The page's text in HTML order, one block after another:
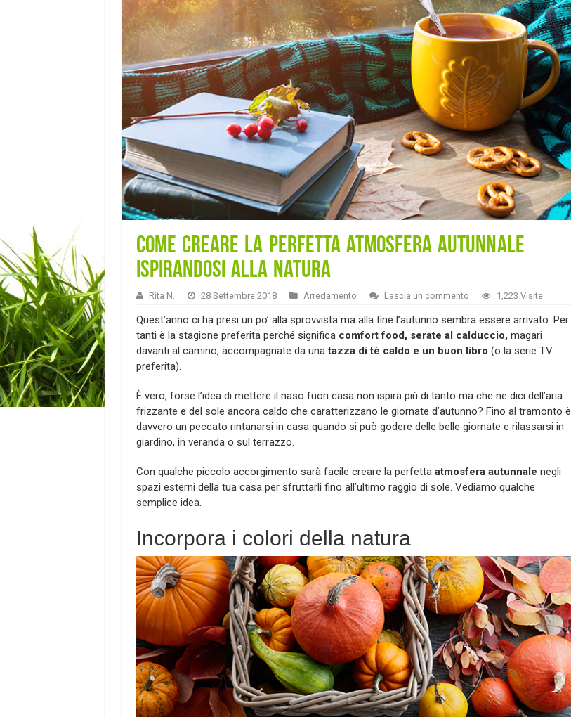
Come creare la perfetta atmosfera autunnale
ispirandosi alla natura
Rita N. 28 Settembre 2018 Arredamento Lascia un commento 1,223 Visite
Quest’anno ci ha presi un po’ alla sprovvista ma alla fine l’autunno sembra essere arrivato. Per
tanti è la stagione preferita perché significa comfort food, serate al calduccio, magari
davanti al camino, accompagnate da unatazza di tè caldo e un buon libro (o la serie TV
preferita).
È vero, forse l’idea di mettere il naso fuori casa non ispira più di tanto ma che ne dici dell’aria
frizzante e del sole ancora caldo che caratterizzano le giornate d’autunno? Fino al tramonto è
davvero un peccato rintanarsi in casa quando si può godere delle belle giornate e rilassarsi in
giardino, in veranda o sul terrazzo.
Con qualche piccolo accorgimento sarà facile creare la perfetta atmosfera autunnale negli
spazi esterni della tua casa per sfruttarli fino all’ultimo raggio di sole. Vediamo qualche
semplice idea.
Incorpora i colori della natura